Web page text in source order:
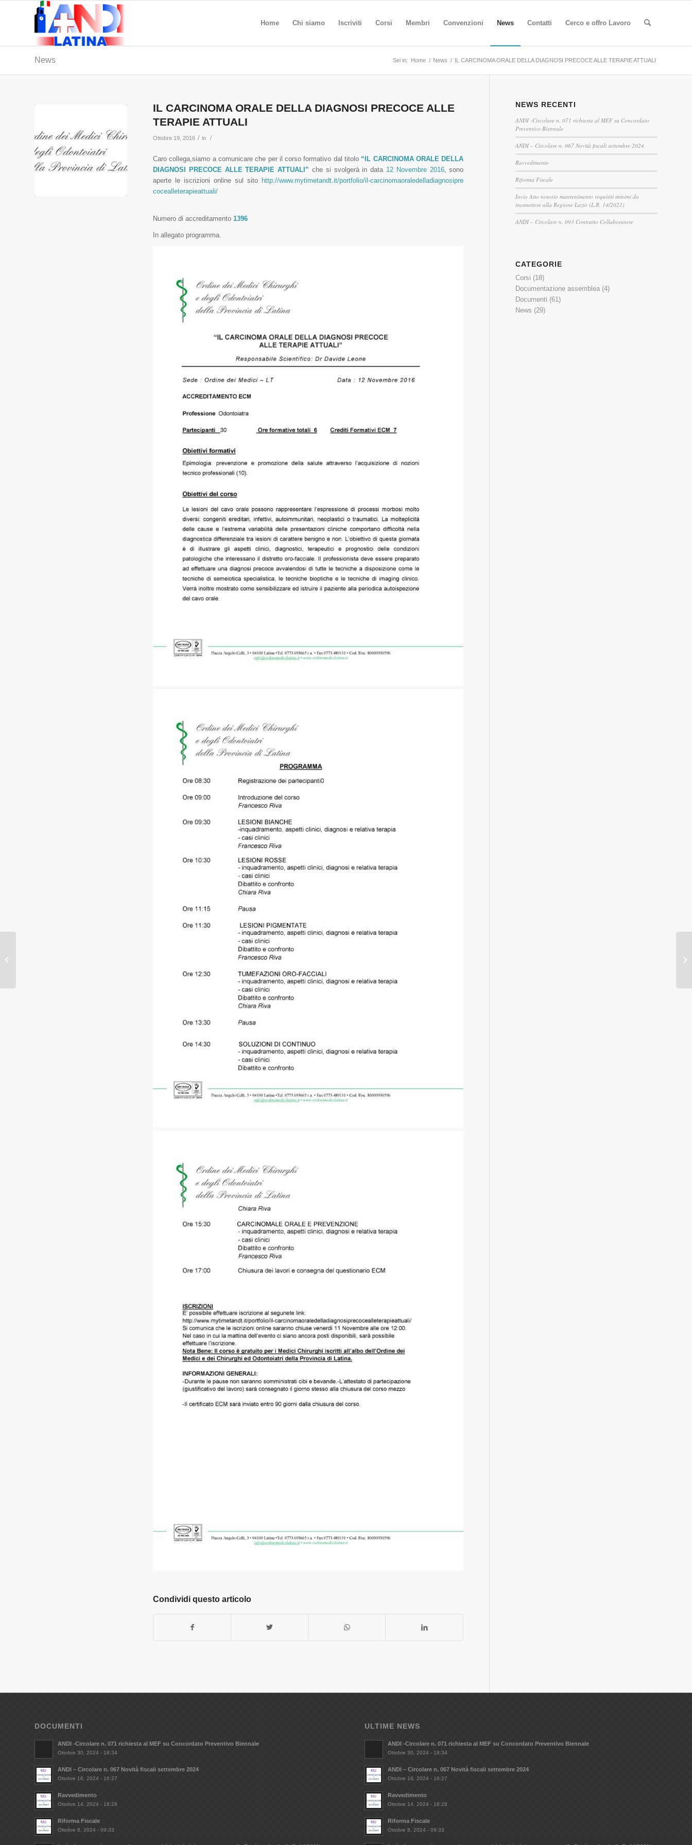
Home Chi siamo Iscriviti Corsi Membri Convenzioni News Contatti Cerco e offro Lavoro
News Sei in: Home / News / IL CARCINOMA ORALE DELLA DIAGNOSI PRECOCE ALLE TERAPIE ATTUALI
IL CARCINOMA ORALE DELLA DIAGNOSI PRECOCE ALLE
TERAPIE ATTUALI
Ottobre 19, 2016 / in /
Caro collega,siamo a comunicare che per il corso formativo dal titolo “IL CARCINOMA ORALE DELLA
DIAGNOSI PRECOCE ALLE TERAPIE ATTUALI” che si svolgerà in data 12 Novembre 2016, sono
aperte le iscrizioni online sul sito http://www.mytimetandt.it/portfolio/il-carcinomaoraledelladiagnosipre
cocealleterapieattuali/
Numero di accreditamento 1396
In allegato programma.
Condividi questo articolo
NEWS RECENTI
ANDI -Circolare n. 071 richiesta al MEF su Concordato
Preventivo Biennale
ANDI – Circolare n. 067 Novità fiscali settembre 2024
Ravvedimento
Riforma Fiscale
Invio Atto notorio mantenimento requisiti minimi da
trasmettere alla Regione Lazio (L.R. 14/2021)
ANDI – Circolare n. 093 Contratto Collaboratore
CATEGORIE
Corsi (18)
Documentazione assemblea (4)
Documenti (61)
News (29)
DOCUMENTI
ANDI -Circolare n. 071 richiesta al MEF su Concordato Preventivo Biennale
Ottobre 30, 2024 - 18:34
ANDI – Circolare n. 067 Novità fiscali settembre 2024
Ottobre 16, 2024 - 16:27
Ravvedimento
Ottobre 14, 2024 - 18:28
Riforma Fiscale
Ottobre 8, 2024 - 09:33
ULTIME NEWS
ANDI -Circolare n. 071 richiesta al MEF su Concordato Preventivo Biennale
Ottobre 30, 2024 - 18:34
ANDI – Circolare n. 067 Novità fiscali settembre 2024
Ottobre 16, 2024 - 16:27
Ravvedimento
Ottobre 14, 2024 - 18:28
Riforma Fiscale
Ottobre 8, 2024 - 09:33